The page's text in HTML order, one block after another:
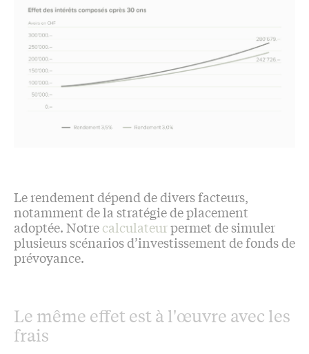
Le rendement dépend de divers facteurs,
notamment de la stratégie de placement
adoptée. Notrecalculateurpermet de simuler
plusieurs scénarios d’investissement de fonds de
prévoyance.
Le même effet est à l'œuvre avec les
frais